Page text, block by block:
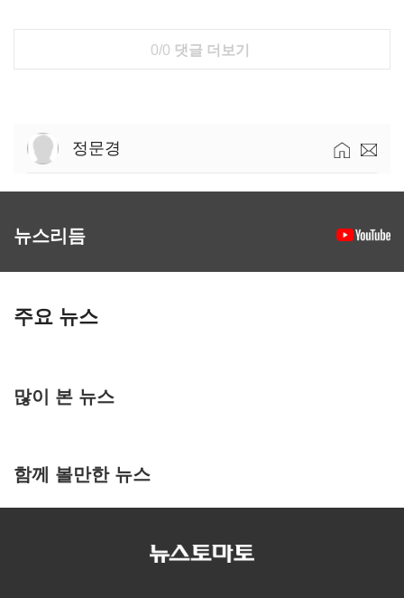
0/0 댓글 더보기
정문경
뉴스리듬
주요 뉴스
많이 본 뉴스
함께 볼만한 뉴스